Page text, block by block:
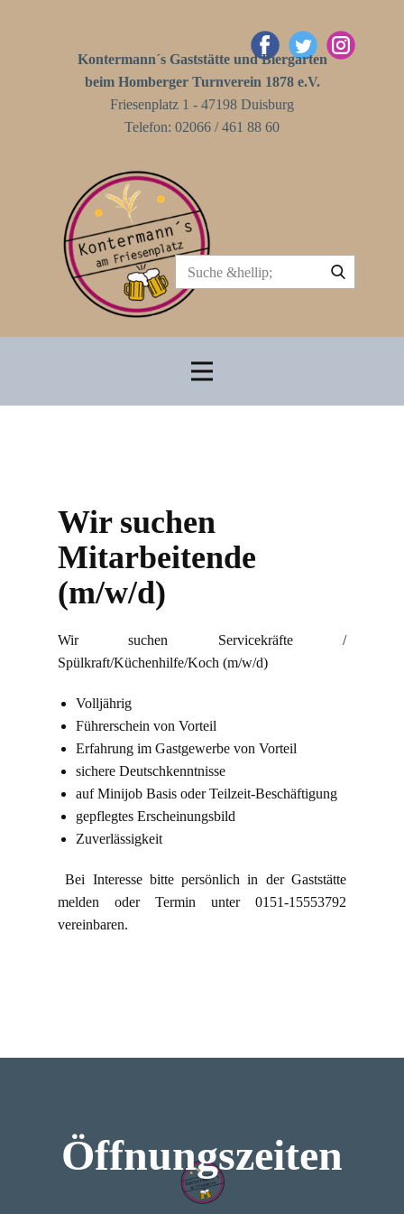
Kontermann´s Gaststätte und Biergarten
beim Homberger Turnverein 1878 e.V.
Friesenplatz 1 - 47198 Duisburg
Telefon: 02066 / 461 88 60
Wir suchen
Mitarbeitende
(m/w/d)
Wir suchen Servicekräfte /
Spülkraft/Küchenhilfe/Koch (m/w/d)
Volljährig
Führerschein von Vorteil
Erfahrung im Gastgewerbe von Vorteil
sichere Deutschkenntnisse
auf Minijob Basis oder Teilzeit-Beschäftigung
gepflegtes Erscheinungsbild
Zuverlässigkeit
Bei Interesse bitte persönlich in der Gaststätte
melden oder Termin unter 0151-15553792
vereinbaren.
Öffnungszeiten